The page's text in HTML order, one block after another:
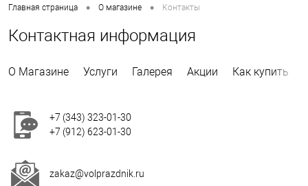
Главная страница • О магазине • Контакты
Контактная информация
О Магазине Услуги Галерея Акции Как купить
+7 (343) 323-01-30
+7 (912) 623-01-30
zakaz@volprazdnik.ru